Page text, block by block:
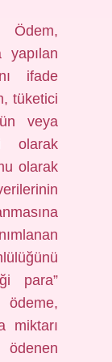
yapılan
ifade
tüketici
veya
olarak
olarak
para”
miktarı